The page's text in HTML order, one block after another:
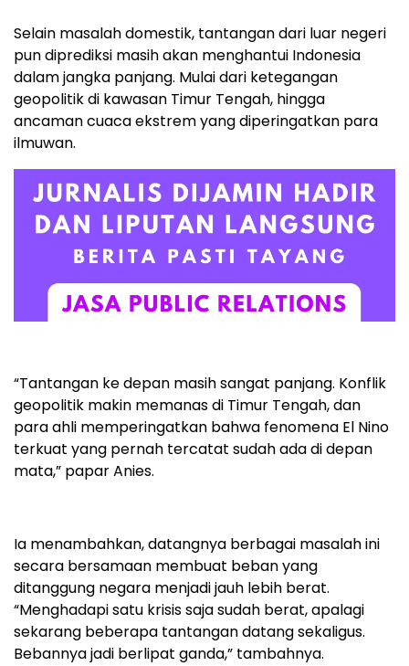
Selain masalah domestik, tantangan dari luar negeri
pun diprediksi masih akan menghantui Indonesia
dalam jangka panjang. Mulai dari ketegangan
geopolitik di kawasan Timur Tengah, hingga
ancaman cuaca ekstrem yang diperingatkan para
ilmuwan.
“Tantangan ke depan masih sangat panjang. Konflik
geopolitik makin memanas di Timur Tengah, dan
para ahli memperingatkan bahwa fenomena El Nino
terkuat yang pernah tercatat sudah ada di depan
mata,” papar Anies.
Ia menambahkan, datangnya berbagai masalah ini
secara bersamaan membuat beban yang
ditanggung negara menjadi jauh lebih berat.
“Menghadapi satu krisis saja sudah berat, apalagi
sekarang beberapa tantangan datang sekaligus.
Bebannya jadi berlipat ganda,” tambahnya.